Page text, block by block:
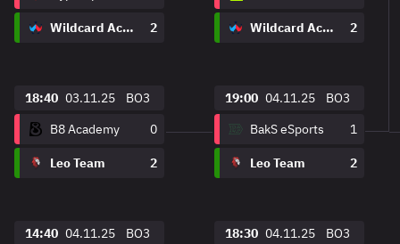
Wildcard Academy 2
18:40 03.11.25
BO3
B8 Academy
0
Leo Team 2
14:40 04.11.25
BO3
Wildcard Academy 2
19:00 04.11.25
BO3
BakS eSports
1
Leo Team 2
18:30 04.11.25
BO3